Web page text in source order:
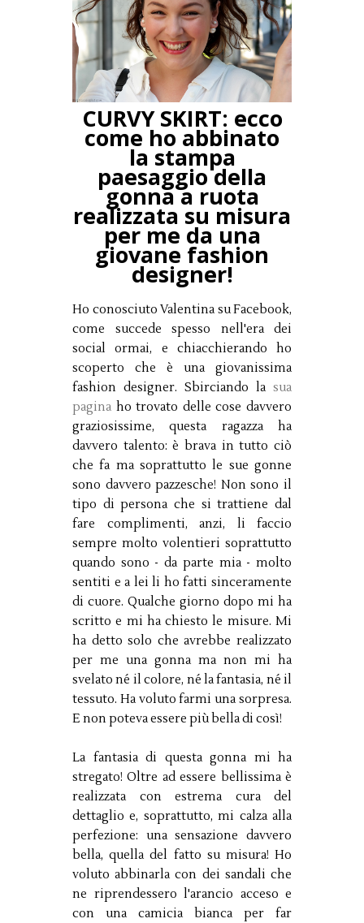
CURVY SKIRT: ecco
come ho abbinato
la stampa
paesaggio della
gonna a ruota
realizzata su misura
per me da una
giovane fashion
designer!
Ho conosciuto Valentina su Facebook,
come succede spesso nell'era dei
social ormai, e chiacchierando ho
scoperto che è una giovanissima
fashion designer. Sbirciando la sua
pagina ho trovato delle cose davvero
graziosissime, questa ragazza ha
davvero talento: è brava in tutto ciò
che fa ma soprattutto le sue gonne
sono davvero pazzesche! Non sono il
tipo di persona che si trattiene dal
fare complimenti, anzi, li faccio
sempre molto volentieri soprattutto
quando sono - da parte mia - molto
sentiti e a lei li ho fatti sinceramente
di cuore. Qualche giorno dopo mi ha
scritto e mi ha chiesto le misure. Mi
ha detto solo che avrebbe realizzato
per me una gonna ma non mi ha
svelato né il colore, né la fantasia, né il
tessuto. Ha voluto farmi una sorpresa.
E non poteva essere più bella di così!
La fantasia di questa gonna mi ha
stregato! Oltre ad essere bellissima è
realizzata con estrema cura del
dettaglio e, soprattutto, mi calza alla
perfezione: una sensazione davvero
bella, quella del fatto su misura! Ho
voluto abbinarla con dei sandali che
ne riprendessero l'arancio acceso e
con una camicia bianca per far